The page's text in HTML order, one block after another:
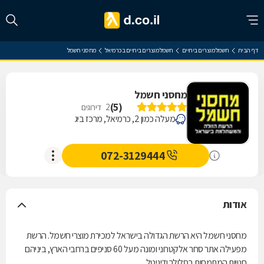
דף הבית חשמל מוצרים ביתיים חשמל מוצרים ביתיים בכרמיאל מחסני חשמל
מחסני חשמל
(
5
)
2 דירוגים
מעלה כמון 2, כרמיאל, מרכז ביג
072-3129444
אודות
מחסני חשמל היא הרשת הגדולה בישראל למכירת מוצרי חשמל. הרשת
מפעילה אתר סחר אלקטרוני ומונה מעל 60 סניפים ברחבי הארץ, ביניהם